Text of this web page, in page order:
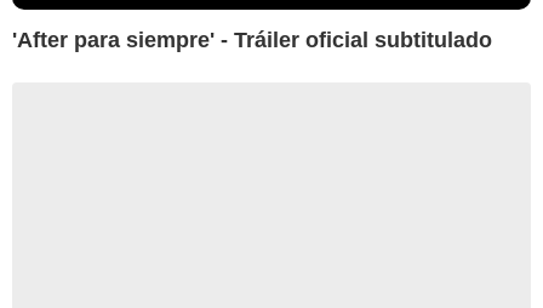
'After para siempre' - Tráiler oficial subtitulado